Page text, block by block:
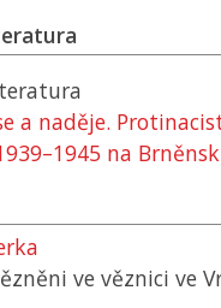
a naděje.
na
ve věznici ve